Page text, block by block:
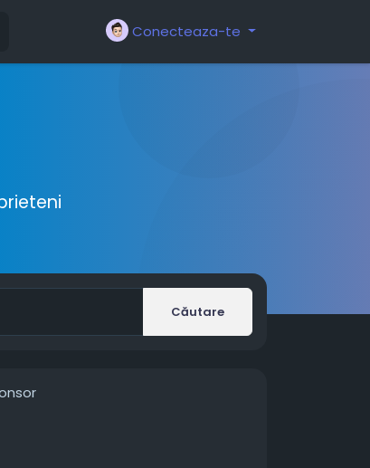
Conecteaza-te
Căutare